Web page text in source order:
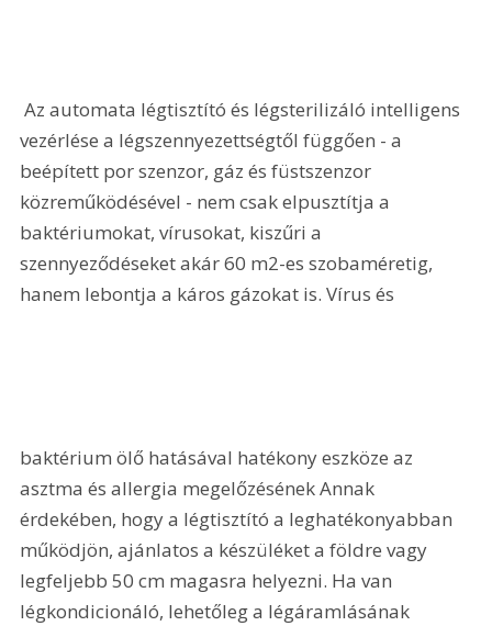
Az automata légtisztító és légsterilizáló intelligens
vezérlése a légszennyezettségtől függően - a
beépített por szenzor, gáz és füstszenzor
közreműködésével - nem csak elpusztítja a
baktériumokat, vírusokat, kiszűri a
szennyeződéseket akár 60 m2-es szobaméretig,
hanem lebontja a káros gázokat is. Vírus és
baktérium ölő hatásával hatékony eszköze az
asztma és allergia megelőzésének Annak
érdekében, hogy a légtisztító a leghatékonyabban
működjön, ajánlatos a készüléket a földre vagy
legfeljebb 50 cm magasra helyezni. Ha van
légkondicionáló, lehetőleg a légáramlásának